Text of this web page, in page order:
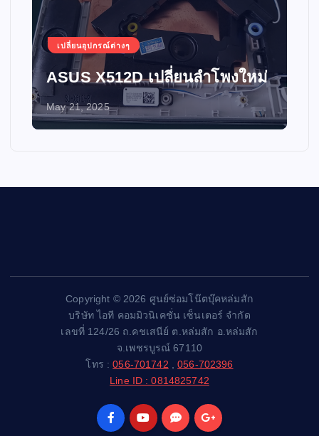
เปลี่ยนอุปกรณ์ต่างๆ
ASUS X512D เปลี่ยนลำโพงใหม่
May 21, 2025
Copyright © 2026 ศูนย์ซ่อมโน๊ตบุ๊คหล่มสัก
บริษัท ไอที คอมมิวนิเคชั่น เซ็นเตอร์ จำกัด
เลขที่ 124/26 ถ.คชเสนีย์ ต.หล่มสัก อ.หล่มสัก
จ.เพชรบูรณ์ 67110
โทร :056-701742 ,056-702396
Line ID : 0814825742